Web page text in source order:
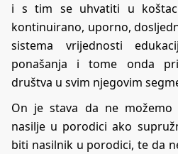
i s tim se uhvatiti u
kontinuirano, uporno,
sistema vrijednosti
ponašanja i tome onda
društva u svim njegovim
On je stava da ne
nasilje u porodici ako
biti nasilnik u porodici, te da